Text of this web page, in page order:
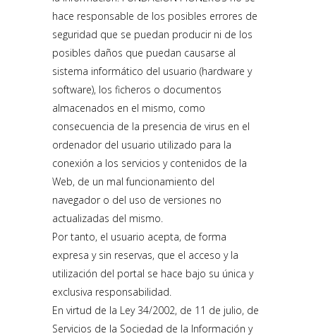
hace responsable de los posibles errores de
seguridad que se puedan producir ni de los
posibles daños que puedan causarse al
sistema informático del usuario (hardware y
software), los ficheros o documentos
almacenados en el mismo, como
consecuencia de la presencia de virus en el
ordenador del usuario utilizado para la
conexión a los servicios y contenidos de la
Web, de un mal funcionamiento del
navegador o del uso de versiones no
actualizadas del mismo.
Por tanto, el usuario acepta, de forma
expresa y sin reservas, que el acceso y la
utilización del portal se hace bajo su única y
exclusiva responsabilidad.
En virtud de la Ley 34/2002, de 11 de julio, de
Servicios de la Sociedad de la Información y